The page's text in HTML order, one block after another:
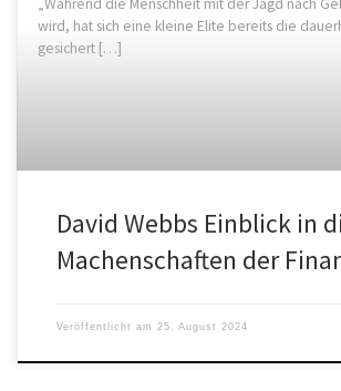
„Während die Menschheit mit der Jagd nach
wird, hat sich eine kleine Elite bereits die
gesichert […]
David Webbs Einblick in
Machenschaften der
Veröffentlicht am 25. August 2024